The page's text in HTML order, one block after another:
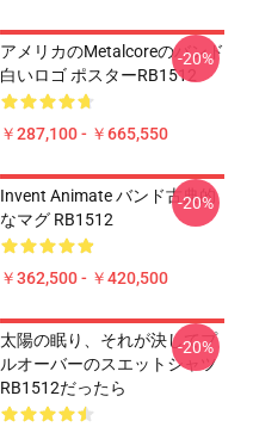
アメリカのmetalcoreのバンド
白いロゴ ポスターRB1512
￥287,100 - ￥665,550
-20%
Invent Animate バンド古典的
なマグ RB1512
￥362,500 - ￥420,500
-20%
太陽の眠り、それが決してプ
ルオーバーのスエットシャツ
RB1512だったら
-20%